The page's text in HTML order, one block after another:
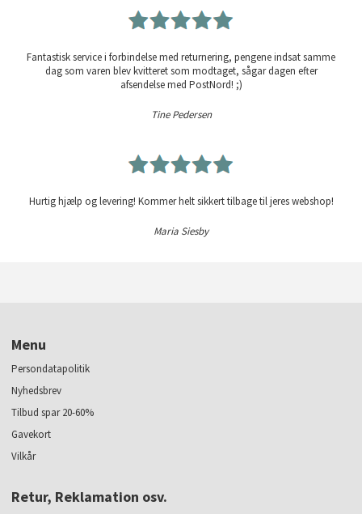
Fantastisk service i forbindelse med returnering, pengene indsat samme
dag som varen blev kvitteret som modtaget, sågar dagen efter
afsendelse med PostNord! ;)
Tine Pedersen
Hurtig hjælp og levering! Kommer helt sikkert tilbage til jeres webshop!
Maria Siesby
Menu
Persondatapolitik
Nyhedsbrev
Tilbud spar 20-60%
Gavekort
Vilkår
Retur, Reklamation osv.